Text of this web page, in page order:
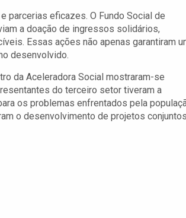
parcerias eficazes. O Fundo Social de
a doação de ingressos solidários,
Essas ações não apenas garantiram
desenvolvido.
da Aceleradora Social mostraram-se
do terceiro setor tiveram a
os problemas enfrentados pela
o desenvolvimento de projetos